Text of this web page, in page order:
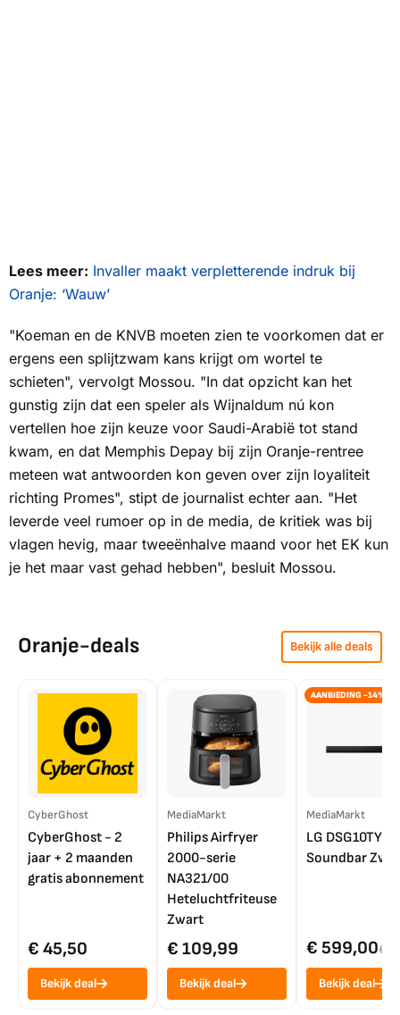
Lees meer: Invaller maakt verpletterende indruk bij
Oranje: ‘Wauw’
"Koeman en de KNVB moeten zien te voorkomen dat er
ergens een splijtzwam kans krijgt om wortel te
schieten", vervolgt Mossou. "In dat opzicht kan het
gunstig zijn dat een speler als Wijnaldum nú kon
vertellen hoe zijn keuze voor Saudi-Arabië tot stand
kwam, en dat Memphis Depay bij zijn Oranje-rentree
meteen wat antwoorden kon geven over zijn loyaliteit
richting Promes", stipt de journalist echter aan. "Het
leverde veel rumoer op in de media, de kritiek was bij
vlagen hevig, maar tweeënhalve maand voor het EK kun
je het maar vast gehad hebben", besluit Mossou.
Oranje-deals Bekijk alle deals
CyberGhost
CyberGhost - 2
jaar + 2 maanden
gratis abonnement
€ 45,50
Bekijk deal
MediaMarkt
Philips Airfryer
2000-serie
NA321/00
Heteluchtfriteuse
Zwart
€ 109,99
Bekijk deal
AANBIEDING -14%
MediaMarkt
LG DSG10TY
Soundbar
€ 599,00€
Bekijk deal